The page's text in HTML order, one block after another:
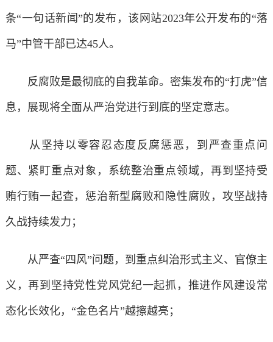
条“一句话新闻”的发布，该网站2023年公开发布的“落
马”中管干部已达45人。
反腐败是最彻底的自我革命。密集发布的“打虎”信
息，展现将全面从严治党进行到底的坚定意志。
从坚持以零容忍态度反腐惩恶，到严查重点问
题、紧盯重点对象，系统整治重点领域，再到坚持受
贿行贿一起查，惩治新型腐败和隐性腐败，攻坚战持
久战持续发力；
从严查“四风”问题，到重点纠治形式主义、官僚主
义，再到坚持党性党风党纪一起抓，推进作风建设常
态化长效化，“金色名片”越擦越亮；